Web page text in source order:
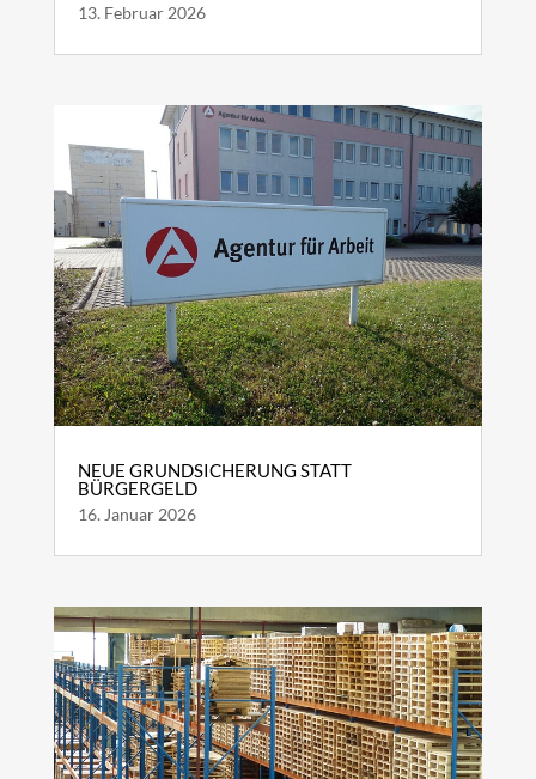
13. Februar 2026
NEUE GRUNDSICHERUNG STATT
BÜRGERGELD
16. Januar 2026